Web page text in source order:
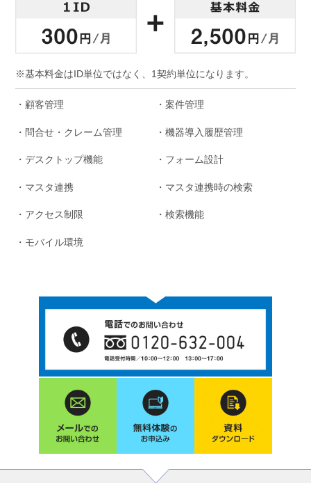
※基本料金はID単位ではなく、1契約単位になります。
・顧客管理 ・案件管理
・問合せ・クレーム管理 ・機器導入履歴管理
・デスクトップ機能 ・フォーム設計
・マスタ連携 ・マスタ連携時の検索
・アクセス制限 ・検索機能
・モバイル環境